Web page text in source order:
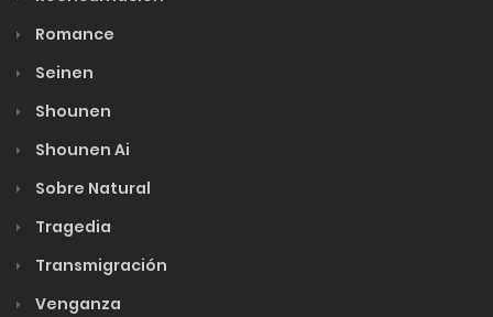
Romance
Seinen
Shounen
Shounen Ai
Sobre Natural
Tragedia
Transmigración
Venganza